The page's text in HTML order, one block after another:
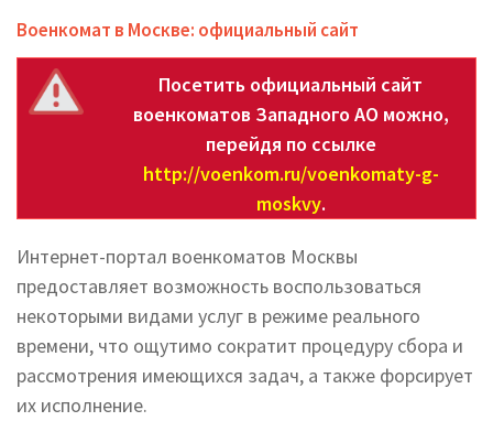
Военкомат в Москве: официальный сайт
Посетить официальный сайт
военкоматов Западного АО можно,
перейдя по ссылке
http://voenkom.ru/voenkomaty-g-
moskvy.
Интернет-портал военкоматов Москвы
предоставляет возможность воспользоваться
некоторыми видами услуг в режиме реального
времени, что ощутимо сократит процедуру сбора и
рассмотрения имеющихся задач, а также форсирует
их исполнение.